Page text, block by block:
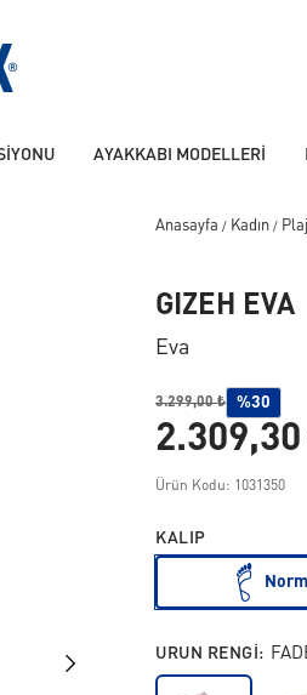
AYAKKABI MODELLERİ
Anasayfa / Kadın /
GIZEH EVA
Eva
3.299,00 ₺ %30
Ürün Kodu: 1031350
KALIP
URUN RENGI: